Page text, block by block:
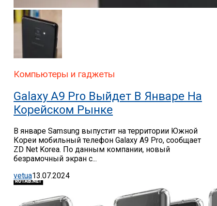
Компьютеры и гаджеты
Galaxy A9 Pro Выйдет В Январе На
Корейском Рынке
В январе Samsung выпустит на территории Южной
Кореи мобильный телефон Galaxy A9 Pro, сообщает
ZD Net Korea. По данным компании, новый
безрамочный экран с...
vetua13.07.2024